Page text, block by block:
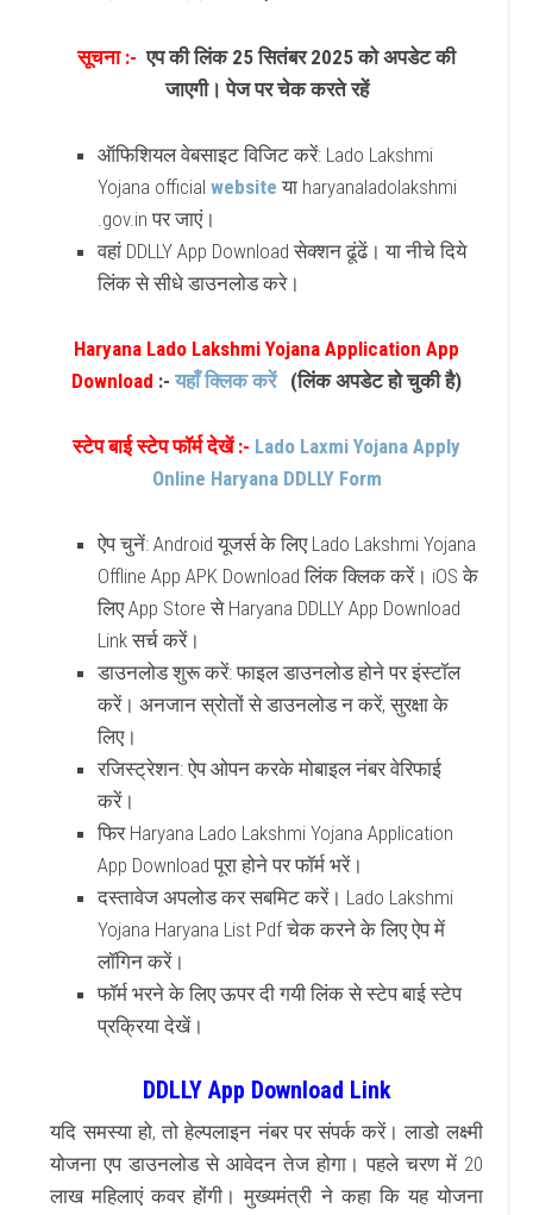
सूचना :-एप की लिंक 25 सितंबर 2025 को अपडेट की
जाएगी। पेज पर चेक करते रहें
ऑफिशियल वेबसाइट विजिट करें: Lado Lakshmi
Yojana officialwebsite या haryanaladolakshmi
.gov.in पर जाएं।
वहां DDLLY App Download सेक्शन ढूंढें। या नीचे दिये
लिंक से सीधे डाउनलोड करे।
Haryana Lado Lakshmi Yojana Application App
Download :- यहाँ क्लिक करें(लिंक अपडेट हो चुकी है)
स्टेप बाई स्टेप फॉर्म देखें :- Lado Laxmi Yojana Apply
Online Haryana DDLLY Form
ऐप चुनें: Android यूजर्स के लिए Lado Lakshmi Yojana
Offline App APK Download लिंक क्लिक करें। iOS के
लिए App Store से Haryana DDLLY App Download
Link सर्च करें।
डाउनलोड शुरू करें: फाइल डाउनलोड होने पर इंस्टॉल
करें। अनजान स्रोतों से डाउनलोड न करें, सुरक्षा के
लिए।
रजिस्ट्रेशन: ऐप ओपन करके मोबाइल नंबर वेरिफाई
करें।
फिर Haryana Lado Lakshmi Yojana Application
App Download पूरा होने पर फॉर्म भरें।
दस्तावेज अपलोड कर सबमिट करें। Lado Lakshmi
Yojana Haryana List Pdf चेक करने के लिए ऐप में
लॉगिन करें।
फॉर्म भरने के लिए ऊपर दी गयी लिंक से स्टेप बाई स्टेप
प्रक्रिया देखें।
DDLLY App Download Link
यदि समस्या हो, तो हेल्पलाइन नंबर पर संपर्क करें। लाडो लक्ष्मी
योजना एप डाउनलोड से आवेदन तेज होगा।पहले चरण में 20
लाख महिलाएं कवर होंगी। मुख्यमंत्री ने कहा कि यह योजना